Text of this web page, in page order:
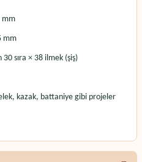
mm
mm
sıra × 38 ilmek (şiş)
kazak, battaniye gibi projeler